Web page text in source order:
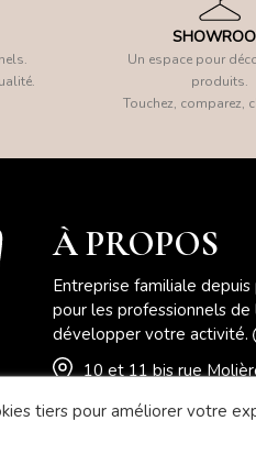
Un espace pour
produits.
Touchez, comparez,
À PROPOS
Entreprise familiale
pour les professionnels
développer votre activité.
10 et 11 bis rue
04 78 41 78 46
tiers pour améliorer votre